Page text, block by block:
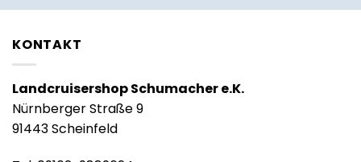
KONTAKT
Landcruisershop Schumacher e.K.
Nürnberger Straße 9
91443 Scheinfeld